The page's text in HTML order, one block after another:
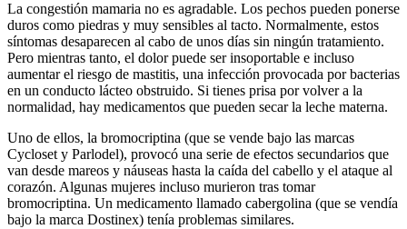
La congestión mamaria no es agradable. Los pechos pueden ponerse
duros como piedras y muy sensibles al tacto. Normalmente, estos
síntomas desaparecen al cabo de unos días sin ningún tratamiento.
Pero mientras tanto, el dolor puede ser insoportable e incluso
aumentar el riesgo de mastitis, una infección provocada por bacterias
en un conducto lácteo obstruido. Si tienes prisa por volver a la
normalidad, hay medicamentos que pueden secar la leche materna.
Uno de ellos, la bromocriptina (que se vende bajo las marcas
Cycloset y Parlodel), provocó una serie de efectos secundarios que
van desde mareos y náuseas hasta la caída del cabello y el ataque al
corazón. Algunas mujeres incluso murieron tras tomar
bromocriptina. Un medicamento llamado cabergolina (que se vendía
bajo la marca Dostinex) tenía problemas similares.